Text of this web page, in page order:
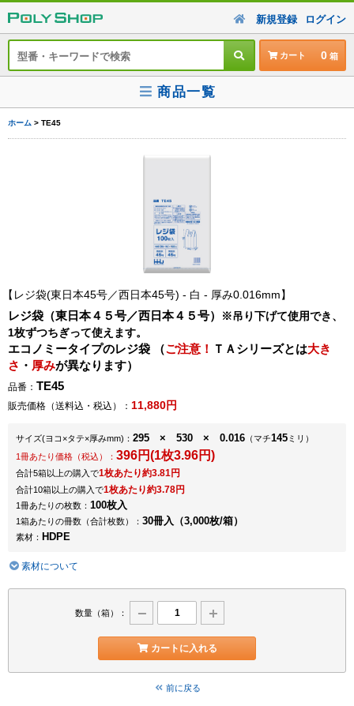
新規登録 ログイン
カート 0
商品一覧
ホーム > TE45
レジ袋(東日本45号／西日本45号) - 白 - 厚み0.016mm
レジ袋（東日本４５号／西日本４５号）
※吊り下げて使用でき、
1枚ずつちぎって使えます。
エコノミータイプのレジ袋 （ご注意！ ＴＡシリーズとは大き
さ ・ 厚みが異なります）
品番： TE45
販売価格（送料込・税込）： 11,880円
サイズ(ヨコ×タテ×厚みmm) ： 295 × 530 × 0.016 （マチ145 ミリ）
1冊あたり価格（税込）： 396円(1枚3.96円)
合計5箱以上の購入で1枚あたり約3.81円
合計10箱以上の購入で1枚あたり約3.78円
1冊あたりの枚数： 100枚入
1箱あたりの冊数（合計枚数）： 30冊入（3,000枚/箱）
素材： HDPE
素材について
数量（箱）：
カートに入れる
前に戻る